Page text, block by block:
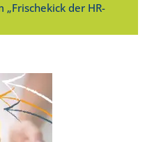
der HR-